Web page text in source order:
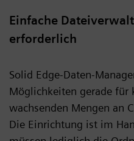
Einfache
erforderlich
Solid Edge-Daten-
Möglichkeiten gerade
wachsenden Mengen an
Die Einrichtung ist im